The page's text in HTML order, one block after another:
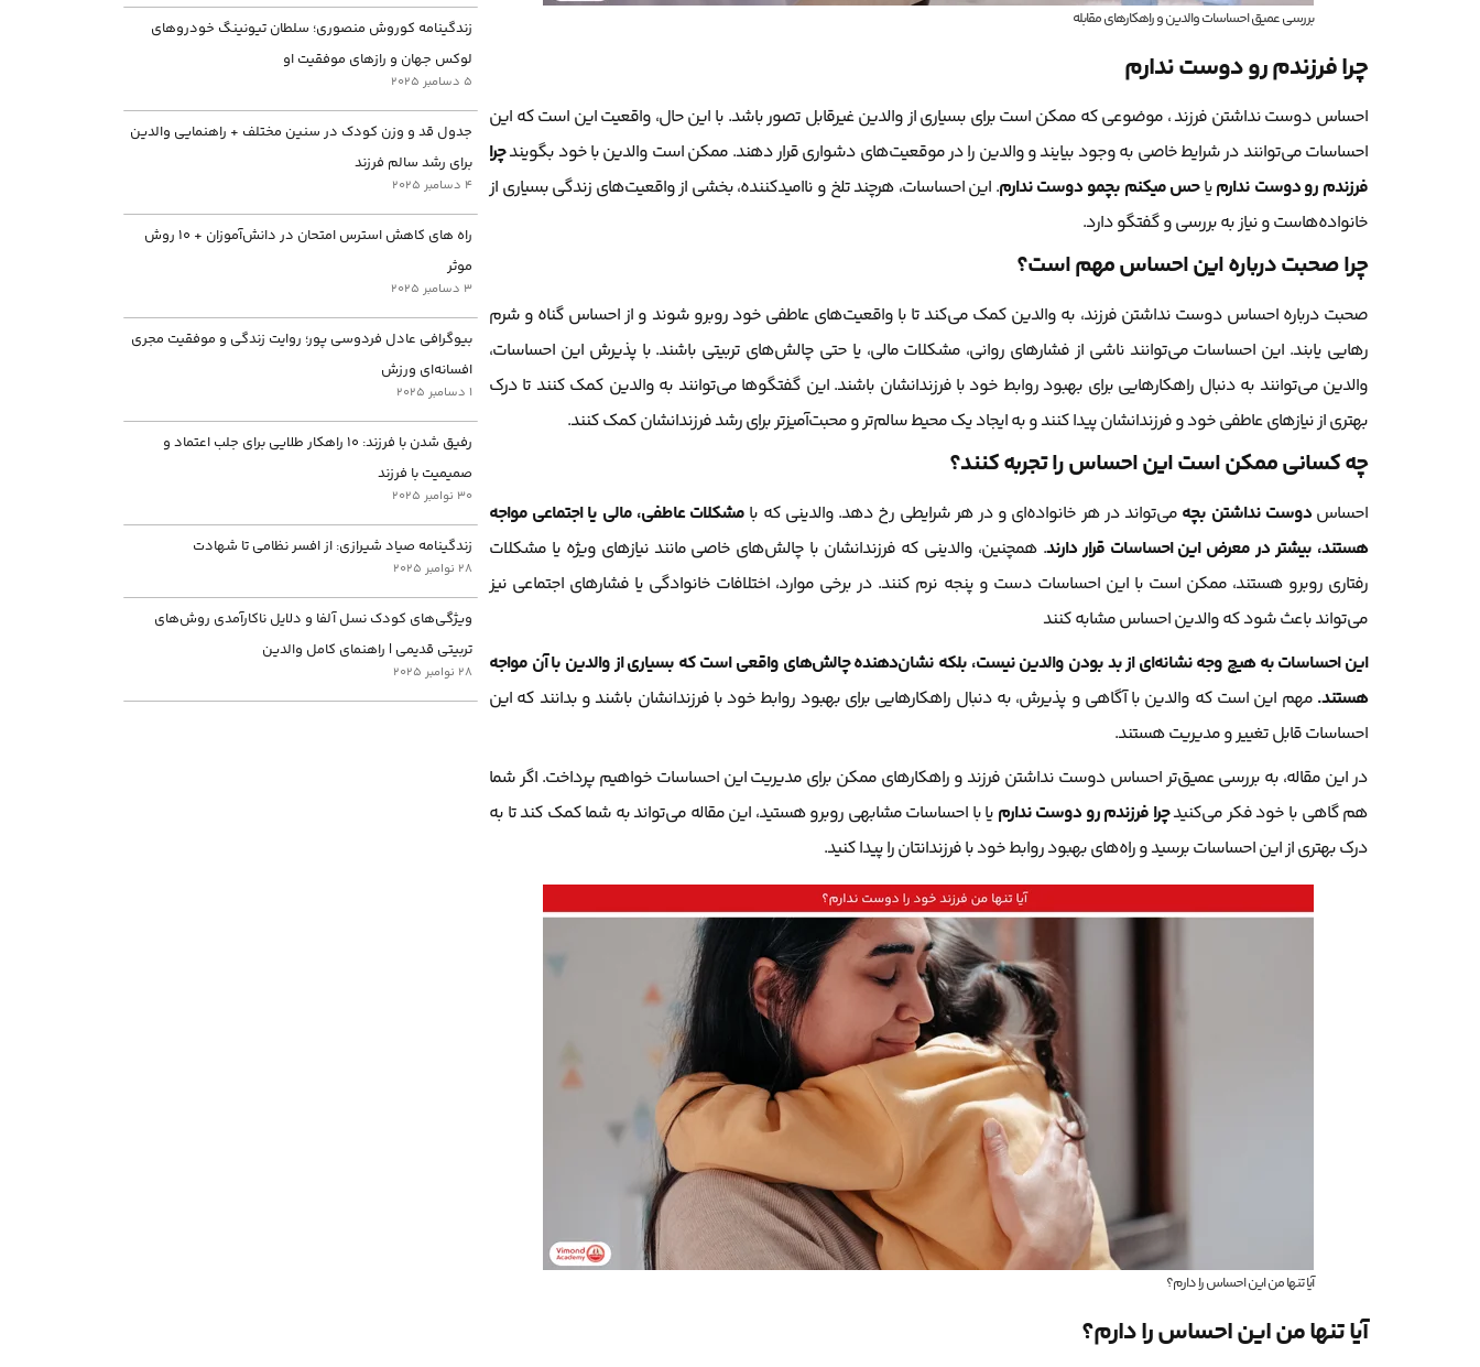
بررسی عمیق احساسات والدین و راهکارهای مقابله
چرا فرزندم رو دوست ندارم
احساس دوست نداشتن فرزند ، موضوعی که ممکن است برای بسیاری از والدین غیرقابل تصور باشد. با این حال، واقعیت این است که این
احساسات می‌توانند در شرایط خاصی به وجود بیایند و والدین را در موقعیت‌های دشواری قرار دهند. ممکن است والدین با خود بگویندچرا
فرزندم رو دوست ندارمیاحس میکنم بچمو دوست ندارم. این احساسات، هرچند تلخ و ناامیدکننده، بخشی از واقعیت‌های زندگی بسیاری از
خانواده‌هاست و نیاز به بررسی و گفتگو دارد.
چرا صحبت درباره این احساس مهم است؟
صحبت درباره احساس دوست نداشتن فرزند، به والدین کمک می‌کند تا با واقعیت‌های عاطفی خود روبرو شوند و از احساس گناه و شرم
رهایی یابند. این احساسات می‌توانند ناشی از فشارهای روانی، مشکلات مالی، یا حتی چالش‌های تربیتی باشند. با پذیرش این احساسات،
والدین می‌توانند به دنبال راهکارهایی برای بهبود روابط خود با فرزندانشان باشند. این گفتگوها می‌توانند به والدین کمک کنند تا درک
بهتری از نیازهای عاطفی خود و فرزندانشان پیدا کنند و به ایجاد یک محیط سالم‌تر و محبت‌آمیزتر برای رشد فرزندانشان کمک کنند.
چه کسانی ممکن است این احساس را تجربه کنند؟
احساسدوست نداشتن بچه می‌تواند در هر خانواده‌ای و در هر شرایطی رخ دهد. والدینی که با مشکلات عاطفی، مالی یا اجتماعی مواجه
هستند، بیشتر در معرض این احساسات قرار دارند. همچنین، والدینی که فرزندانشان با چالش‌های خاصی مانند نیازهای ویژه یا مشکلات
رفتاری روبرو هستند، ممکن است با این احساسات دست و پنجه نرم کنند. در برخی موارد، اختلافات خانوادگی یا فشارهای اجتماعی نیز
می‌تواند باعث شود که والدین احساس مشابه کنند
این احساسات به هیچ وجه نشانه‌ای از بد بودن والدین نیست، بلکه نشان‌دهنده چالش‌های واقعی است که بسیاری از والدین با آن مواجه
هستند. مهم این است که والدین با آگاهی و پذیرش، به دنبال راهکارهایی برای بهبود روابط خود با فرزندانشان باشند و بدانند که این
احساسات قابل تغییر و مدیریت هستند.
در این مقاله، به بررسی عمیق‌تر احساس دوست نداشتن فرزند و راهکارهای ممکن برای مدیریت این احساسات خواهیم پرداخت. اگر شما
هم گاهی با خود فکر می‌کنیدچرا فرزندم رو دوست ندارم یا با احساسات مشابهی روبرو هستید، این مقاله می‌تواند به شما کمک کند تا به
درک بهتری از این احساسات برسید و راه‌های بهبود روابط خود با فرزندانتان را پیدا کنید.
آیا تنها من این احساس را دارم؟
آیا تنها من این احساس را دارم؟
زندگینامه کوروش منصوری؛ سلطان تیونینگ خودروهای
لوکس جهان و رازهای موفقیت او
5 دسامبر 2025
جدول قد و وزن کودک در سنین مختلف + راهنمایی والدین
برای رشد سالم فرزند
4 دسامبر 2025
راه های کاهش استرس امتحان در دانش‌آموزان + ۱۰ روش
موثر
3 دسامبر 2025
بیوگرافی عادل فردوسی پور؛ روایت زندگی و موفقیت مجری
افسانه‌ای ورزش
1 دسامبر 2025
رفیق شدن با فرزند: ۱۰ راهکار طلایی برای جلب اعتماد و
صمیمیت با فرزند
30 نوامبر 2025
زندگینامه صیاد شیرازی: از افسر نظامی تا شهادت
28 نوامبر 2025
ویژگی‌های کودک نسل آلفا و دلایل ناکارآمدی روش‌های
تربیتی قدیمی | راهنمای کامل والدین
28 نوامبر 2025